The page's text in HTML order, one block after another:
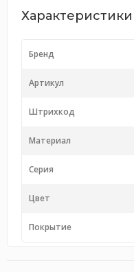
Характеристики
Бренд
Артикул
Штрихкод
Материал
Серия
Цвет
Покрытие